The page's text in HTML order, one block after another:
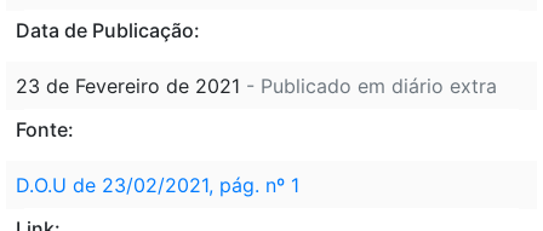
Data de Publicação:
23 de Fevereiro de 2021 - Publicado em diário extra
Fonte:
D.O.U de 23/02/2021, pág. nº 1